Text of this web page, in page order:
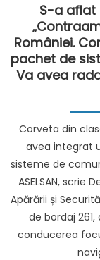
S-a aflat
României.
pachet de
Va avea
Corveta din
avea integrat
sisteme de
ASELSAN, scrie
Apărării și
de bordaj
conducerea